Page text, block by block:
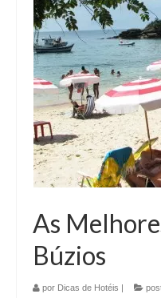
As
Búzios
por Dicas de Hotéis |